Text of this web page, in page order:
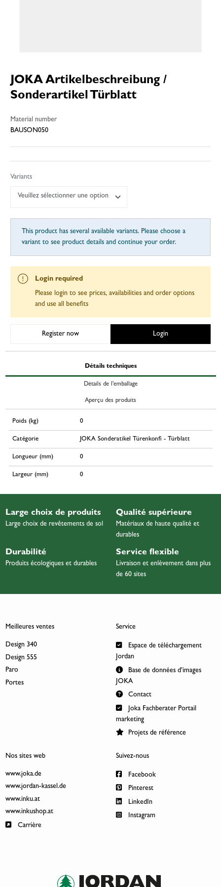
JOKA Artikelbeschreibung /
Sonderartikel Türblatt
Material number
BAUSON050
Variants
Veuillez sélectionner une option
This product has several available variants. Please choose a
variant to see product details and continue your order.
Login required
Please login to see prices, availabilities and order options
and use all benefits
Register now Login
Détails techniques
Détails de l'emballage
Aperçu des produits
Poids (kg) 0
Catégorie JOKA Sonderatikel Türenkonfi - Türblatt
Longueur (mm) 0
Largeur (mm) 0
Large choix de produits
Large choix de revêtements de sol
Qualité supérieure
Matériaux de haute qualité et
durables
Durabilité
Produits écologiques et durables
Service flexible
Livraison et enlèvement dans plus
de 60 sites
Meilleures ventes
Design 340
Design 555
Paro
Portes
Service
Espace de téléchargement
Jordan
Base de données d’images
JOKA
Contact
Joka Fachberater Portail
marketing
Projets de référence
Nos sites web
www.joka.de
www.jordan-kassel.de
www.inku.at
www.inkushop.at
Carrière
Suivez-nous
Facebook
Pinterest
LinkedIn
Instagram